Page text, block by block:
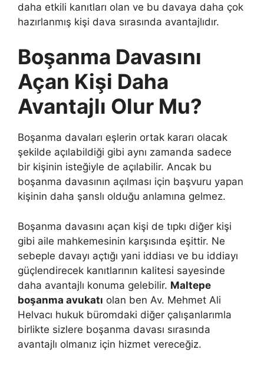
daha etkili kanıtları olan ve bu davaya daha çok
hazırlanmış kişi dava sırasında avantajlıdır.
Boşanma Davasını
Açan Kişi Daha
Avantajlı Olur Mu?
Boşanma davaları eşlerin ortak kararı olacak
şekilde açılabildiği gibi aynı zamanda sadece
bir kişinin isteğiyle de açılabilir. Ancak bu
boşanma davasının açılması için başvuru yapan
kişinin daha şanslı olduğu anlamına gelmez.
Boşanma davasını açan kişi de tıpkı diğer kişi
gibi aile mahkemesinin karşısında eşittir. Ne
sebeple davayı açtığı yani iddiası ve bu iddiayı
güçlendirecek kanıtlarının kalitesi sayesinde
daha avantajlı konuma gelebilir. Maltepe
boşanma avukatı olan ben Av. Mehmet Ali
Helvacı hukuk büromdaki diğer çalışanlarımla
birlikte sizlere boşanma davası sırasında
avantajlı olmanız için hizmet vereceğiz.